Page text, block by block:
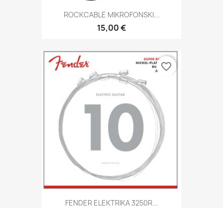
ROCKCABLE MIKROFONSKI...
15,00 €
FENDER ELEKTRIKA 3250R...
favorite_border